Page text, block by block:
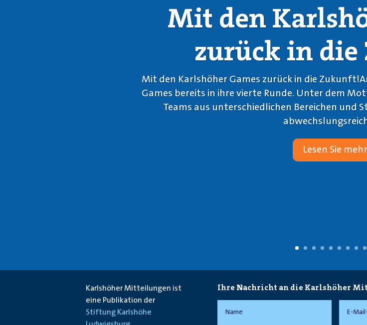
Mit den
zurück in
Mit den Karlshöher Games zurück in die
Games bereits in ihre vierte Runde. Unter dem
Teams aus unterschiedlichen Bereichen und
Lesen Sie mehr
Karlshöher Mitteilungen ist
eine Publikation der
Stiftung Karlshöhe
Ihre Nachricht an die Karlshöher